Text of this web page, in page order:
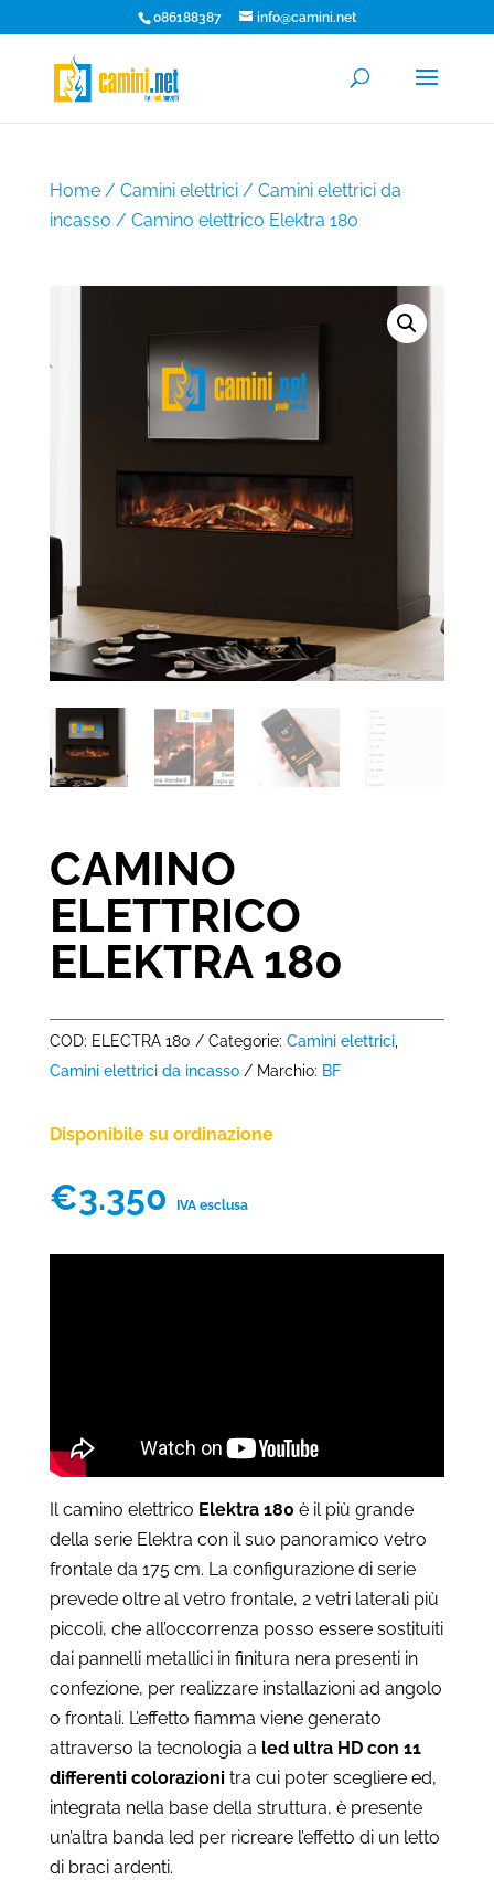
086188387 info@camini.net
Home/ Camini elettrici/ Camini elettrici da
incasso / Camino elettrico Elektra 180
CAMINO
ELETTRICO
ELEKTRA 180
COD: ELECTRA 180 Categorie: Camini elettrici,
Camini elettrici da incasso
Marchio: BF
Disponibile su ordinazione
€3.350 IVA esclusa
Il camino elettrico Elektra 180 è il più grande
della serie Elektra con il suo panoramico vetro
frontale da 175 cm. La configurazione di serie
prevede oltre al vetro frontale, 2 vetri laterali più
piccoli, che all’occorrenza posso essere sostituiti
dai pannelli metallici in finitura nera presenti in
confezione, per realizzare installazioni ad angolo
o frontali. L’effetto fiamma viene generato
attraverso la tecnologia a led ultra HD con 11
differenti colorazionitra cui poter scegliere ed,
integrata nella base della struttura, è presente
un’altra banda led per ricreare l’effetto di un letto
di braci ardenti.